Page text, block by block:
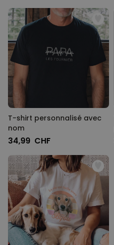
T-shirt personnalisé avec
nom
34,99 CHF